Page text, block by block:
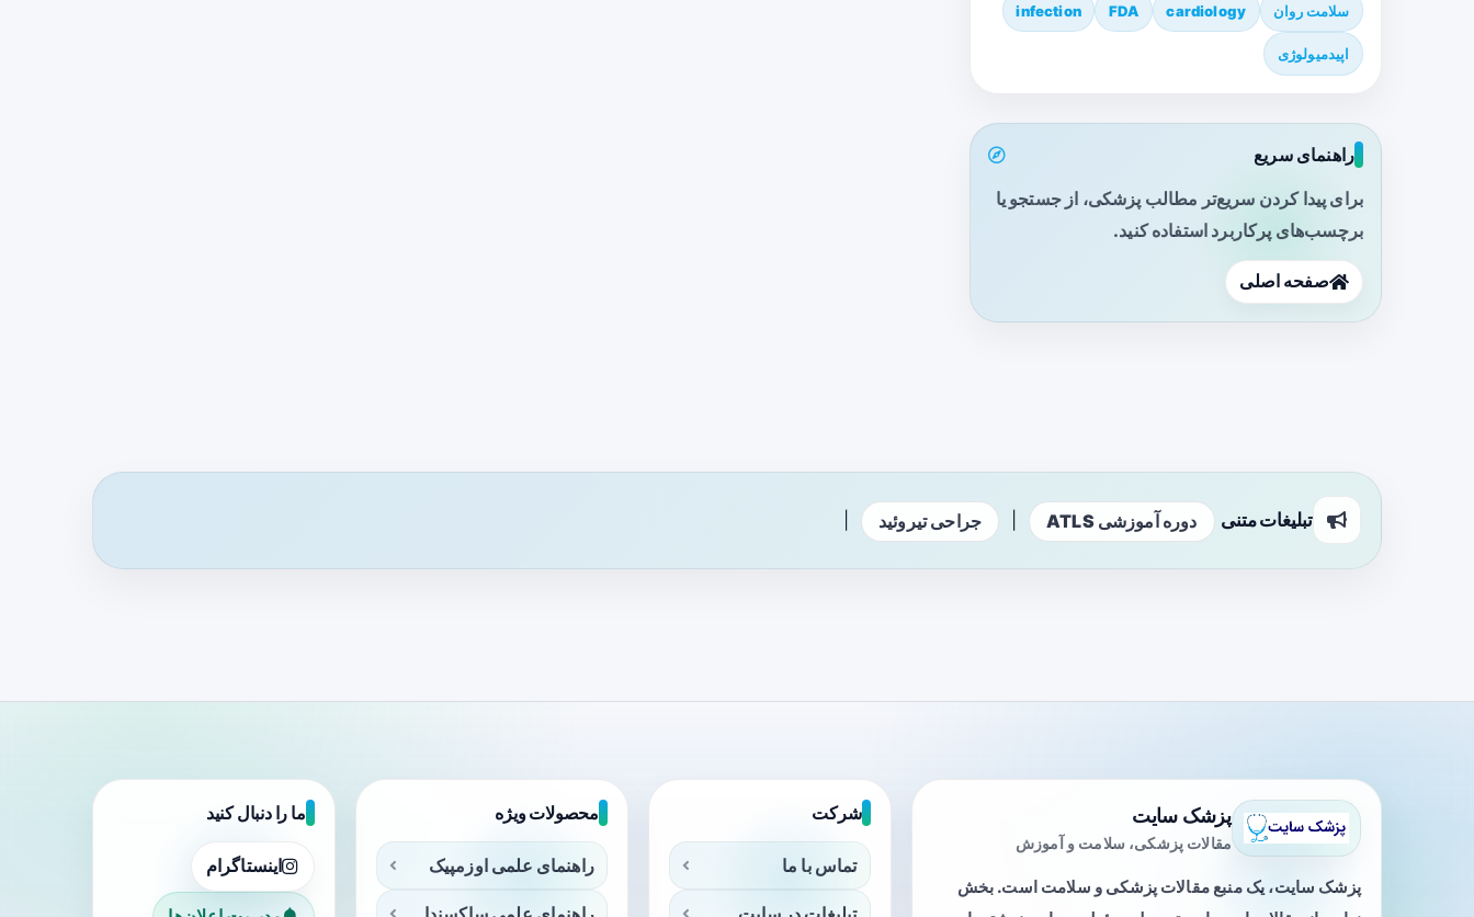
سلامت روان cardiology
FDA
infection
اپیدمیولوژی
راهنمای سریع
برای پیدا کردن سریع‌تر مطالب پزشکی، از جستجو یا
برچسب‌های پرکاربرد استفاده کنید.
صفحه اصلی
تبلیغات متنی دوره آموزشی ATLS جراحی تیروئید
پزشک سایت
مقالات پزشکی، سلامت و آموزش
پزشک سایت، یک منبع مقالات پزشکی و سلامت است. بخش
شرکت
تماس با ما
محصولات ویژه
راهنمای علمی اوزمپیک
ما را دنبال کنید
اینستاگرام